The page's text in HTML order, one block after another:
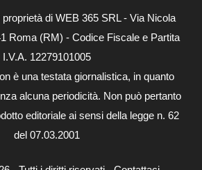
di WEB 365 SRL - Via Nicola
Roma (RM) - Codice Fiscale e Partita
I.V.A. 12279101005
è una testata giornalistica, in quanto
alcuna periodicità. Non può pertanto
editoriale ai sensi della legge n. 62
del 07.03.2001